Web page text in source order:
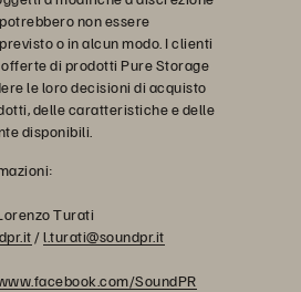
non essere
o in alcun modo. I clienti
di prodotti Pure Storage
le loro decisioni di acquisto
delle caratteristiche e delle
disponibili.
Turati
/l.turati@soundpr.it
SoundPR